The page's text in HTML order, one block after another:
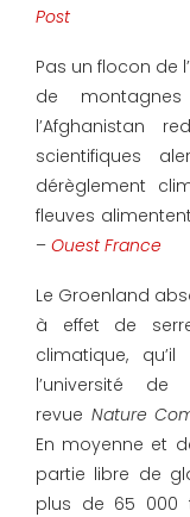
Post
Pas un flocon de
de
l’Afghanistan
scientifiques
dérèglement
fleuves
– Ouest France
Le Groenland
à effet de
climatique,
l’université
revue Nature
En moyenne et
partie libre de
plus de 65 000